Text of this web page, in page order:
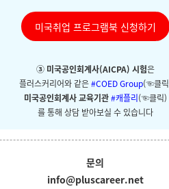
미국취업 프로그램북 신청하기
③ 미국공인회계사(AICPA) 시험은
플러스커리어와 같은#COED Group(☜클
미국공인회계사 교육기관#캐플리(☜클릭)
를 통해 상담 받아보실 수 있습니다
문의
info@pluscareer.net